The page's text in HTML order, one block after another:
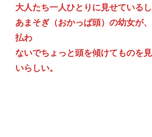
大人たち一人ひとりに見せている
あまそぎ（おかっぱ頭）の幼女が
払わ
ないでちょっと頭を傾けてものを
いらしい。